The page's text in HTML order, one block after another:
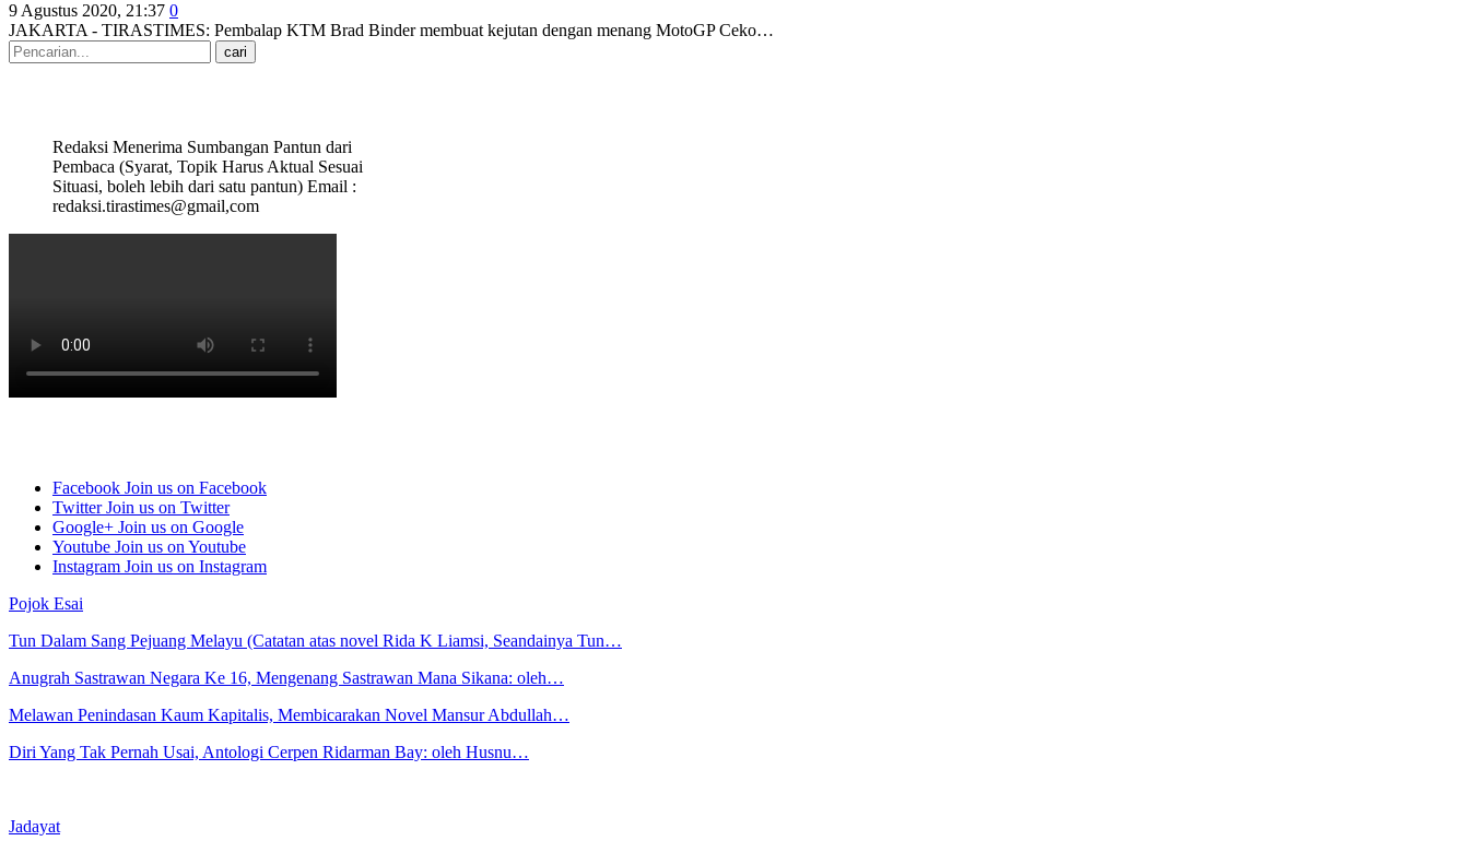
9 Agustus 2020, 21:37 0
JAKARTA - TIRASTIMES: Pembalap KTM Brad Binder membuat kejutan dengan menang MotoGP Ceko…
Redaksi Menerima Sumbangan Pantun dari
Pembaca (Syarat, Topik Harus Aktual Sesuai
Situasi, boleh lebih dari satu pantun) Email :
redaksi.tirastimes@gmail,com
Facebook Join us on Facebook
Twitter Join us on Twitter
Google+ Join us on Google
Youtube Join us on Youtube
Instagram Join us on Instagram
Pojok Esai
Tun Dalam Sang Pejuang Melayu (Catatan atas novel Rida K Liamsi, Seandainya Tun…
Anugrah Sastrawan Negara Ke 16, Mengenang Sastrawan Mana Sikana: oleh…
Melawan Penindasan Kaum Kapitalis, Membicarakan Novel Mansur Abdullah…
Diri Yang Tak Pernah Usai, Antologi Cerpen Ridarman Bay: oleh Husnu…
Jadayat